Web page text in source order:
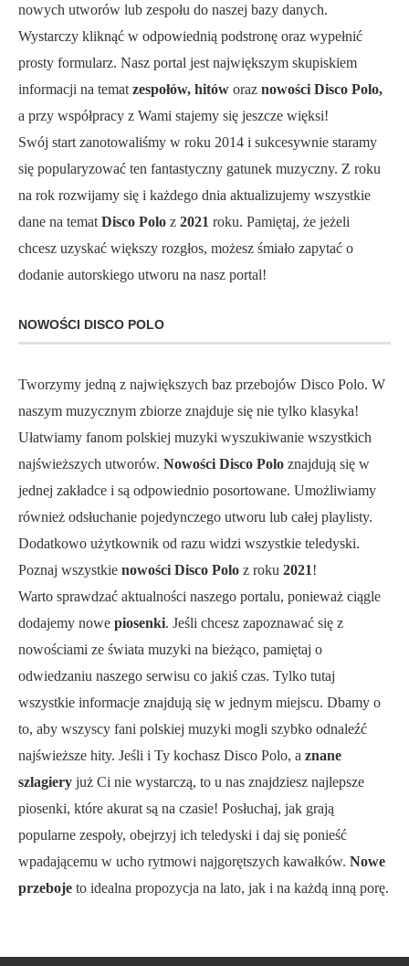
nowych utworów lub zespołu do naszej bazy danych.
Wystarczy kliknąć w odpowiednią podstronę oraz wypełnić
prosty formularz. Nasz portal jest największym skupiskiem
informacji na temat zespołów, hitów oraz nowości Disco Polo,
a przy współpracy z Wami stajemy się jeszcze więksi!
Swój start zanotowaliśmy w roku 2014 i sukcesywnie staramy
się popularyzować ten fantastyczny gatunek muzyczny. Z roku
na rok rozwijamy się i każdego dnia aktualizujemy wszystkie
dane na temat Disco Polo z 2021 roku. Pamiętaj, że jeżeli
chcesz uzyskać większy rozgłos, możesz śmiało zapytać o
dodanie autorskiego utworu na nasz portal!
NOWOŚCI DISCO POLO
Tworzymy jedną z największych baz przebojów Disco Polo. W
naszym muzycznym zbiorze znajduje się nie tylko klasyka!
Ułatwiamy fanom polskiej muzyki wyszukiwanie wszystkich
najświeższych utworów. Nowości Disco Polo znajdują się w
jednej zakładce i są odpowiednio posortowane. Umożliwiamy
również odsłuchanie pojedynczego utworu lub całej playlisty.
Dodatkowo użytkownik od razu widzi wszystkie teledyski.
Poznaj wszystkie nowości Disco Polo z roku 2021!
Warto sprawdzać aktualności naszego portalu, ponieważ ciągle
dodajemy nowe piosenki. Jeśli chcesz zapoznawać się z
nowościami ze świata muzyki na bieżąco, pamiętaj o
odwiedzaniu naszego serwisu co jakiś czas. Tylko tutaj
wszystkie informacje znajdują się w jednym miejscu. Dbamy o
to, aby wszyscy fani polskiej muzyki mogli szybko odnaleźć
najświeższe hity. Jeśli i Ty kochasz Disco Polo, a znane
szlagiery już Ci nie wystarczą, to u nas znajdziesz najlepsze
piosenki, które akurat są na czasie! Posłuchaj, jak grają
popularne zespoły, obejrzyj ich teledyski i daj się ponieść
wpadającemu w ucho rytmowi najgorętszych kawałków. Nowe
przeboje to idealna propozycja na lato, jak i na każdą inną porę.